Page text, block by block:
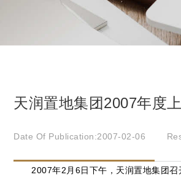
天润置地集团2007年度
Date Of Publication:2007-02-06
2007年2月6日下午，天润置地集团召